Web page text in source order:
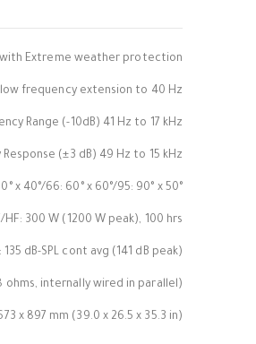
with Extreme weather protection
frequency extension to 40 Hz.
Range (-10dB) 41 Hz to 17 kHz
(±3 dB) 49 Hz to 15 kHz
x 40°/66: 60° x 60°/95: 90° x 50°
300 W (1200 W peak), 100 hrs
dB-SPL cont avg (141 dB peak)
ohms, internally wired in parallel)
x 897 mm (39.0 x 26.5 x 35.3 in)